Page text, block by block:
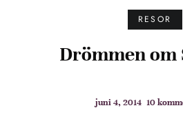
RESOR
Drömmen om
juni 4, 2014 10